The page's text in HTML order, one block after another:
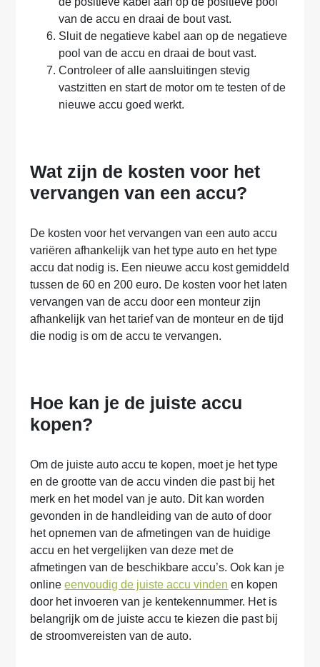
van de accu en draai de bout vast.
Sluit de negatieve kabel aan op de negatieve
pool van de accu en draai de bout vast.
Controleer of alle aansluitingen stevig
vastzitten en start de motor om te testen of de
nieuwe accu goed werkt.
Wat zijn de kosten voor het
vervangen van een accu?
De kosten voor het vervangen van een auto accu
variëren afhankelijk van het type auto en het type
accu dat nodig is. Een nieuwe accu kost gemiddeld
tussen de 60 en 200 euro. De kosten voor het laten
vervangen van de accu door een monteur zijn
afhankelijk van het tarief van de monteur en de tijd
die nodig is om de accu te vervangen.
Hoe kan je de juiste accu
kopen?
Om de juiste auto accu te kopen, moet je het type
en de grootte van de accu vinden die past bij het
merk en het model van je auto. Dit kan worden
gevonden in de handleiding van de auto of door
het opnemen van de afmetingen van de huidige
accu en het vergelijken van deze met de
afmetingen van de beschikbare accu’s. Ook kan je
onlineeenvoudig de juiste accu vinden en kopen
door het invoeren van je kentekennummer. Het is
belangrijk om de juiste accu te kiezen die past bij
de stroomvereisten van de auto.